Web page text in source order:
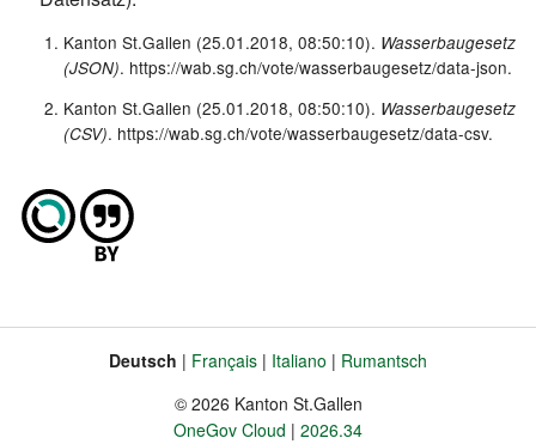
Kanton St.Gallen (25.01.2018, 08:50:10). Wasserbaugesetz
(JSON). https://wab.sg.ch/vote/wasserbaugesetz/data-json.
Kanton St.Gallen (25.01.2018, 08:50:10). Wasserbaugesetz
(CSV). https://wab.sg.ch/vote/wasserbaugesetz/data-csv.
FusszeileDeutsch Français Italiano
Rumantsch
© 2026 Kanton St.Gallen
OneGov Cloud
2026.34